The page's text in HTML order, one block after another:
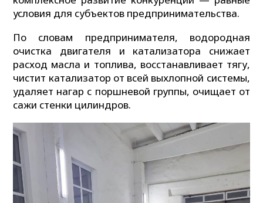
условия для субъектов предпринимательства.
По словам предпринимателя, водородная
очистка двигателя и катализатора снижает
расход масла и топлива, восстанавливает тягу,
чистит катализатор от всей выхлопной системы,
удаляет нагар с поршневой группы, очищает от
сажи стенки цилиндров.